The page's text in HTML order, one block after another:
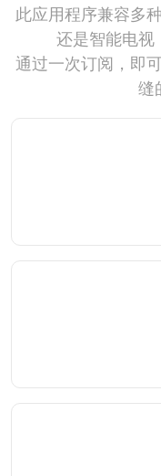
此应用程序兼容多
还是智能电视
通过一次订阅，即
缝